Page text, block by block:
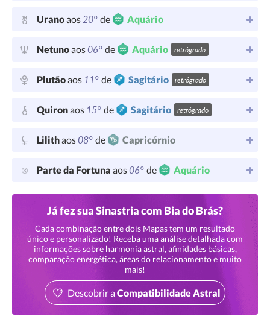
Uranoaos20° de Aquário
Netunoaos06° de Aquário retrógrado
Plutãoaos 11° de Sagitário retrógrado
Quironaos 15° de Sagitário retrógrado
Lilithaos08° de Capricórnio
Parte da Fortuna aos06° de Aquário
Já fez sua Sinastria com Bia do Brás?
Cada combinação entre dois Mapas tem um resultado
único e personalizado! Receba uma análise detalhada com
informações sobre harmonia astral, afinidades básicas,
comparação energética, áreas do relacionamento e muito
mais!
Descobrir aCompatibilidade Astral